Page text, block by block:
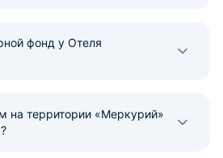
фонд у Отеля
на территории «Меркурий»